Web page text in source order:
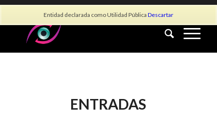
Entidad declarada como Utilidad Pública Descartar
info@asociacionauvea.es
ENTRADAS